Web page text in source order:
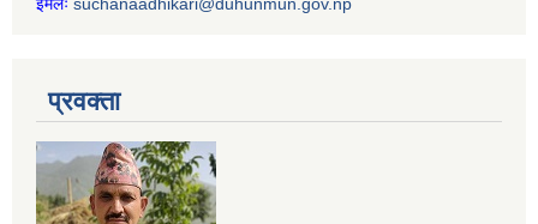
इमेलः suchanaadhikari@duhunmun.gov.np
प्रवक्ता